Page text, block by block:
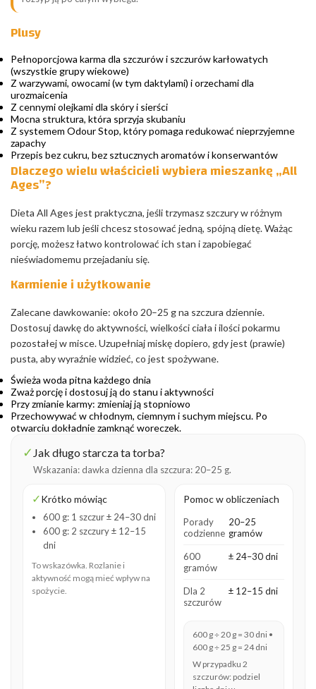
Plusy
Pełnoporcjowa karma dla szczurów i szczurów karłowatych
(wszystkie grupy wiekowe)
Z warzywami, owocami (w tym daktylami) i orzechami dla
urozmaicenia
Z cennymi olejkami dla skóry i sierści
Mocna struktura, która sprzyja skubaniu
Z systemem Odour Stop, który pomaga redukować nieprzyjemne
zapachy
Przepis bez cukru, bez sztucznych aromatów i konserwantów
Dlaczego wielu właścicieli wybiera mieszankę „All
Ages”?
Dieta All Ages jest praktyczna, jeśli trzymasz szczury w różnym
wieku razem lub jeśli chcesz stosować jedną, spójną dietę. Ważąc
porcję, możesz łatwo kontrolować ich stan i zapobiegać
nieświadomemu przejadaniu się.
Karmienie i użytkowanie
Zalecane dawkowanie: około 20–25 g na szczura dziennie.
Dostosuj dawkę do aktywności, wielkości ciała i ilości pokarmu
pozostałej w misce. Uzupełniaj miskę dopiero, gdy jest (prawie)
pusta, aby wyraźnie widzieć, co jest spożywane.
Świeża woda pitna każdego dnia
Zważ porcję i dostosuj ją do stanu i aktywności
Przy zmianie karmy: zmieniaj ją stopniowo
Przechowywać w chłodnym, ciemnym i suchym miejscu. Po
otwarciu dokładnie zamknąć woreczek.
✓ Jak długo starcza ta torba?
Wskazania: dawka dzienna dla szczura: 20–25 g.
✓Krótko mówiąc
600 g: 1 szczur ± 24–30 dni
600 g: 2 szczury ± 12–15
dni
To wskazówka. Rozlanie i
aktywność mogą mieć wpływ na
spożycie.
Pomoc w obliczeniach
Porady
codzienne
20–25
gramów
600
gramów
± 24–30 dni
Dla 2
szczurów
± 12–15 dni
600 g ÷ 20 g = 30 dni •
600 g ÷ 25 g = 24 dni
W przypadku 2
szczurów: podziel